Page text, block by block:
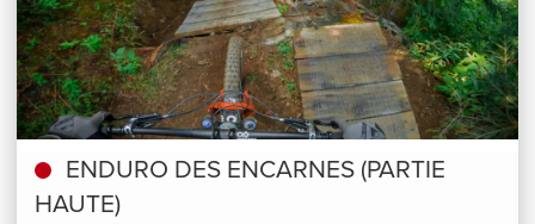
ENDURO DES ENCARNES (PARTIE
HAUTE)